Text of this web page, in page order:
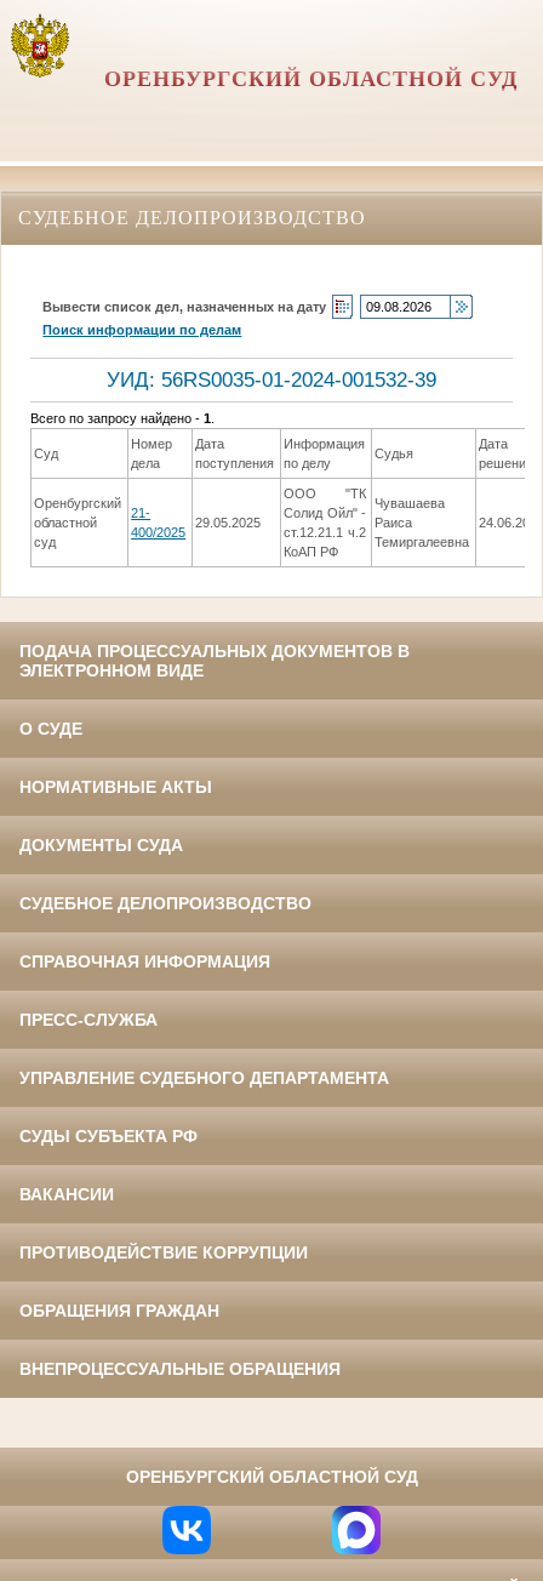
ОРЕНБУРГСКИЙ ОБЛАСТНОЙ СУД
СУДЕБНОЕ ДЕЛОПРОИЗВОДСТВО
Вывести список дел, назначенных на дату
Поиск информации по делам
УИД: 56RS0035-01-2024-001532-39
Всего по запросу найдено -1
Суд
Номер
дела
Дата
поступления
Информация
по делу
Судья
Дата
решения
Оренбургский
областной
суд
21-
400/2025
29.05.2025
ООО "ТК
Солид Ойл" -
ст.12.21.1 ч.2
КоАП РФ
Чувашаева
Раиса
Темиргалеевна
ПОДАЧА ПРОЦЕССУАЛЬНЫХ ДОКУМЕНТОВ В
ЭЛЕКТРОННОМ ВИДЕ
О СУДЕ
НОРМАТИВНЫЕ АКТЫ
ДОКУМЕНТЫ СУДА
СУДЕБНОЕ ДЕЛОПРОИЗВОДСТВО
СПРАВОЧНАЯ ИНФОРМАЦИЯ
ПРЕСС-СЛУЖБА
УПРАВЛЕНИЕ СУДЕБНОГО ДЕПАРТАМЕНТА
СУДЫ СУБЪЕКТА РФ
ВАКАНСИИ
ПРОТИВОДЕЙСТВИЕ КОРРУПЦИИ
ОБРАЩЕНИЯ ГРАЖДАН
ВНЕПРОЦЕССУАЛЬНЫЕ ОБРАЩЕНИЯ
ОРЕНБУРГСКИЙ ОБЛАСТНОЙ СУД